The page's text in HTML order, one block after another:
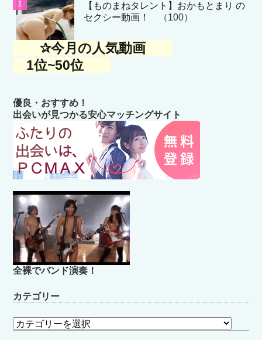
【ものまねタレント】おかもとまり の
セクシー動画！
（100）
✰今月の人気動画
1位~50位
優良・おすすめ！
出会いが見つかる安心マッチングサイト
全裸でバンド演奏！
カテゴリー
カ
テ